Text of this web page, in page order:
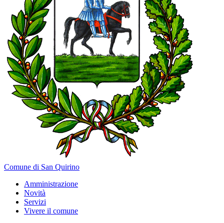
Comune di San Quirino
Amministrazione
Novità
Servizi
Vivere il comune